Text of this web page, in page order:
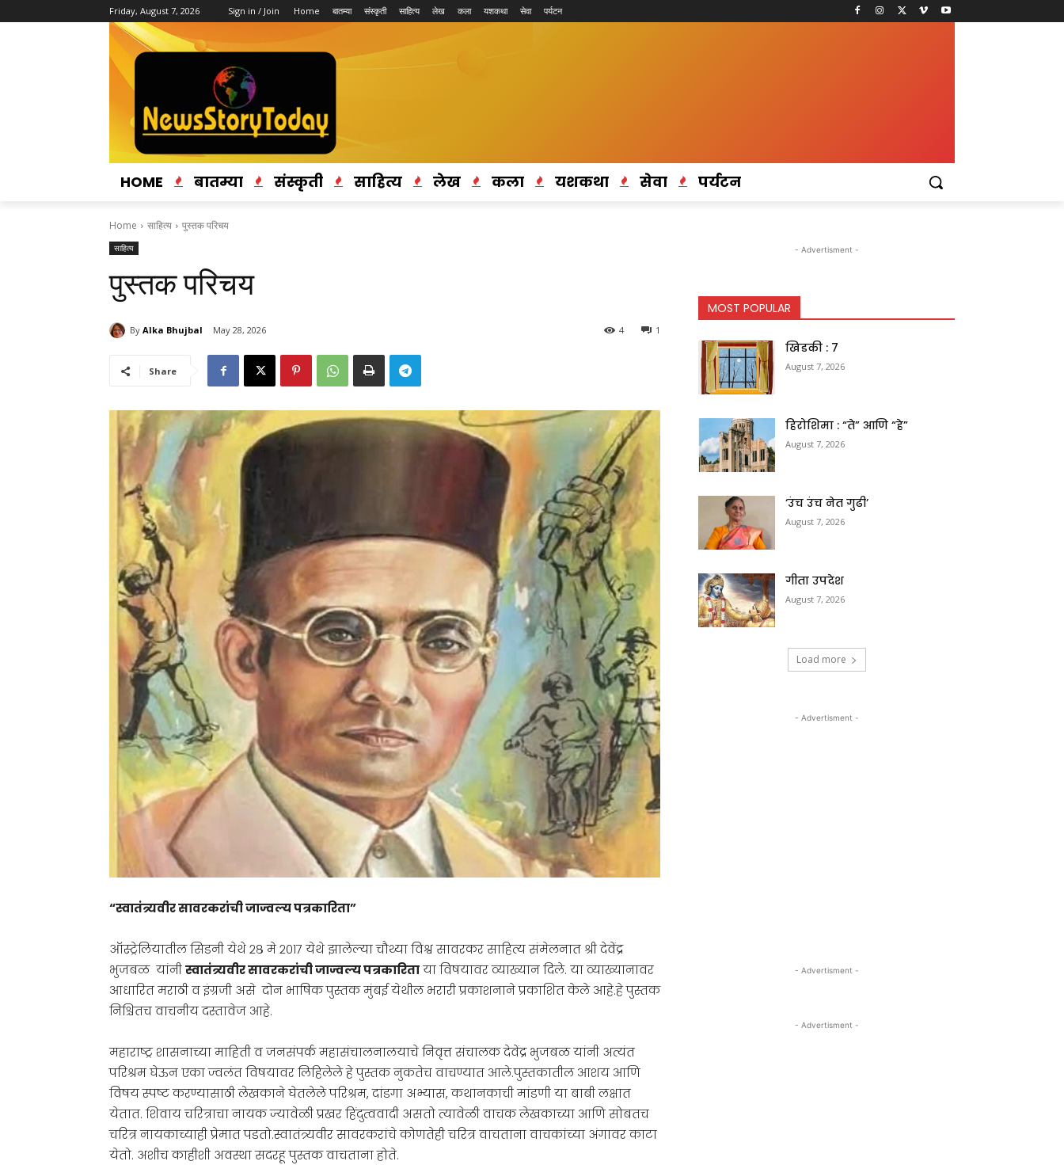
Friday, August 7, 2026 Sign in / Join Home बातम्या संस्कृती साहित्य लेख कला यशकथा सेवा पर्यटन
HOME बातम्या संस्कृती साहित्य लेख कला यशकथा सेवा पर्यटन
Home साहित्य पुस्तक परिचय
साहित्य
पुस्तक परिचय
By Alka Bhujbal May 28, 2026 1
4
Share
“स्वातंत्र्यवीर सावरकरांची जाज्वल्य पत्रकारिता”
ऑस्ट्रेलियातील सिडनी येथे २८ मे २०१७ येथे झालेल्या चौथ्या विश्व सावरकर साहित्य संमेलनात श्री देवेंद्र
भुजबळ यांनीस्वातंत्र्यवीर सावरकरांची जाज्वल्य पत्रकारिताया विषयावर व्याख्यान दिले. या व्याख्यानावर
आधारित मराठी व इंग्रजी असे दोन भाषिक पुस्तक मुंबई येथील भरारी प्रकाशनाने प्रकाशित केले आहे.हे पुस्तक
निश्चितच वाचनीय दस्तावेज आहे.
महाराष्ट्र शासनाच्या माहिती व जनसंपर्क महासंचालनालयाचे निवृत्त संचालक देवेंद्र भुजबळ यांनी अत्यंत
परिश्रम घेऊन एका ज्वलंत विषयावर लिहिलेले हे पुस्तक नुकतेच वाचण्यात आले.पुस्तकातील आशय आणि
विषय स्पष्ट करण्यासाठी लेखकाने घेतलेले परिश्रम, दांडगा अभ्यास, कथानकाची मांडणी या बाबी लक्षात
येतात. शिवाय चरित्राचा नायक ज्यावेळी प्रखर हिंदुत्ववादी असतो त्यावेळी वाचक लेखकाच्या आणि सोबतच
चरित्र नायकाच्याही प्रेमात पडतो.स्वातंत्र्यवीर सावरकरांचे कोणतेही चरित्र वाचताना वाचकांच्या अंगावर काटा
येतो. अशीच काहीशी अवस्था सदरहू पुस्तक वाचताना होते.
- Advertisment -
MOST POPULAR
खिडकी : 7
August 7, 2026
हिरोशिमा : “ते” आणि “हे”
August 7, 2026
‘उंच उंच नेत गुढी’
August 7, 2026
गीता उपदेश
August 7, 2026
Load more
- Advertisment -
- Advertisment -
- Advertisment -